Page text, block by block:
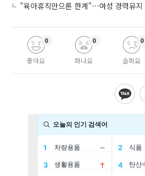
좋아요
0
화나요
0
슬퍼요
0